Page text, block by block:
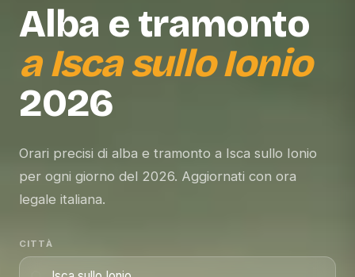
Alba e tramonto
aIsca sullo Ionio
2026
Orari precisi di alba e tramonto a Isca sullo Ionio
per ogni giorno del 2026. Aggiornati con ora
legale italiana.
CITTÀ